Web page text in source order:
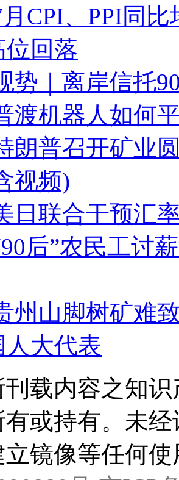
月CPI、PPI同
回落
势｜离岸信托
渡机器人如何
朗普召开矿业
视频)
日联合干预汇
后”农民工讨
州山脚树矿难
人大代表
刊载内容之知
有或持有。未
镜像等任何使